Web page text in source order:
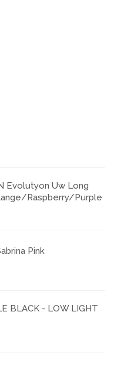
Evolutyon Uw Long
Raspberry/Purple
Pink
BLACK - LOW LIGHT